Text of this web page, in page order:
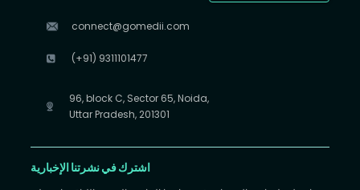
connect@gomedii.com
(+91) 9311101477
96, block C, Sector 65, Noida,
Uttar Pradesh, 201301
اشترك في نشرتنا الإخبارية